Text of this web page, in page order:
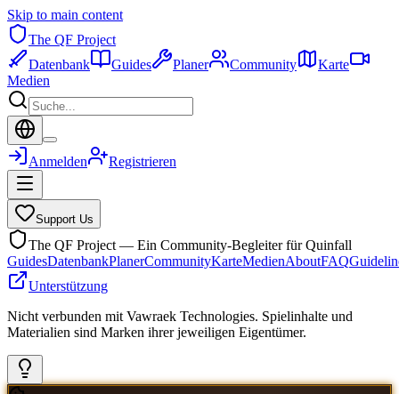
Skip to main content
The QF Project
Datenbank
Guides Planer Community
Karte
Medien
Anmelden Registrieren
Support Us
The QF Project — Ein Community-Begleiter für Quinfall
GuidesDatenbankPlanerCommunityKarteMedienAboutFAQ
Unterstützung
Nicht verbunden mit Vawraek Technologies. Spielinhalte und
Materialien sind Marken ihrer jeweiligen Eigentümer.